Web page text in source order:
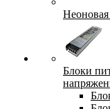
Неоновая
Блоки